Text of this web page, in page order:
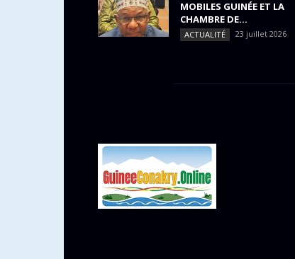
MOBILES GUINÉE ET LA
CHAMBRE DE...
ACTUALITÉ 23 juillet 2026